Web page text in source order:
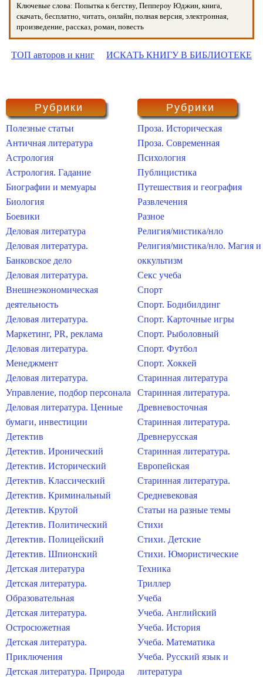
Ключевые слова: Попытка к бегству, Пеппероу Юджин, книга,
скачать, бесплатно, читать, онлайн, полная версия, электронная,
произведение, рассказ, роман, повесть
ТОП авторов и книг ИСКАТЬ КНИГУ В БИБЛИОТЕКЕ
Рубрики
Полезные статьи
Античная литература
Астрология
Астрология. Гадание
Биографии и мемуары
Биология
Боевики
Деловая литература
Деловая литература.
Банковское дело
Деловая литература.
Внешнеэкономическая
деятельность
Деловая литература.
Маркетинг, PR, реклама
Деловая литература.
Менеджмент
Деловая литература.
Управление, подбор персонала
Деловая литература. Ценные
бумаги, инвестиции
Детектив
Детектив. Иронический
Детектив. Исторический
Детектив. Классический
Детектив. Криминальный
Детектив. Крутой
Детектив. Политический
Детектив. Полицейский
Детектив. Шпионский
Детская литература
Детская литература.
Образовательная
Детская литература.
Остросюжетная
Детская литература.
Приключения
Детская литература. Природа
Рубрики
Проза. Историческая
Проза. Современная
Психология
Публицистика
Путешествия и география
Развлечения
Разное
Религия/мистика/нло
Религия/мистика/нло. Магия и
оккультизм
Секс учеба
Спорт
Спорт. Бодибилдинг
Спорт. Карточные игры
Спорт. Рыболовный
Спорт. Футбол
Спорт. Хоккей
Старинная литература
Старинная литература.
Древневосточная
Старинная литература.
Древнерусская
Старинная литература.
Европейская
Старинная литература.
Средневековая
Статьи на разные темы
Стихи
Стихи. Детские
Стихи. Юмористические
Техника
Триллер
Учеба
Учеба. Английский
Учеба. История
Учеба. Математика
Учеба. Русский язык и
литература